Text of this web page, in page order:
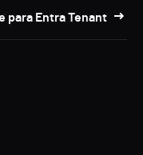
para Entra Tenant